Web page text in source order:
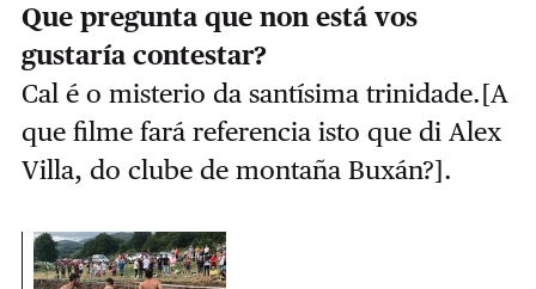
Que pregunta que non está vos
gustaría contestar?
Cal é o misterio da santísima trinidade.[A
que filme fará referencia isto que di Alex
Villa, do clube de montaña Buxán?].